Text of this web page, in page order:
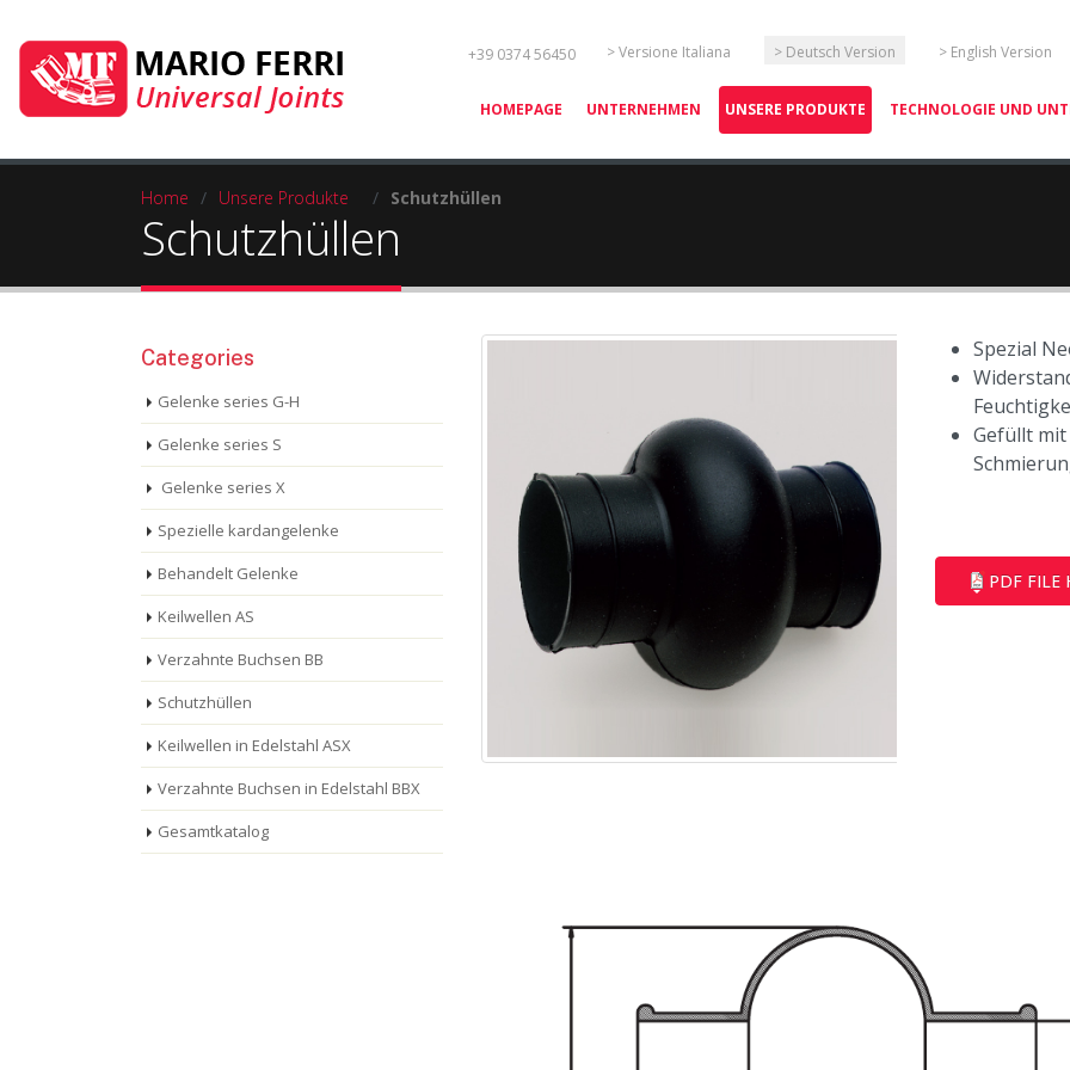
+39 0374 56450 Sprache auswählen
> Versione Italiana > Deutsch Version > English Version
HOMEPAGE UNTERNEHMEN UNSERE PRODUKTE TECHNOLOGIE UND
Home / Unsere Produkte / Schutzhüllen
Schutzhüllen
Categories
Gelenke series G-H
Gelenke series S
Gelenke series X
Spezielle kardangelenke
Behandelt Gelenke
Keilwellen AS
Verzahnte Buchsen BB
Schutzhüllen
Keilwellen in Edelstahl ASX
Verzahnte Buchsen in Edelstahl BBX
Gesamtkatalog
Spezial
Gefüllt
PDF FILE